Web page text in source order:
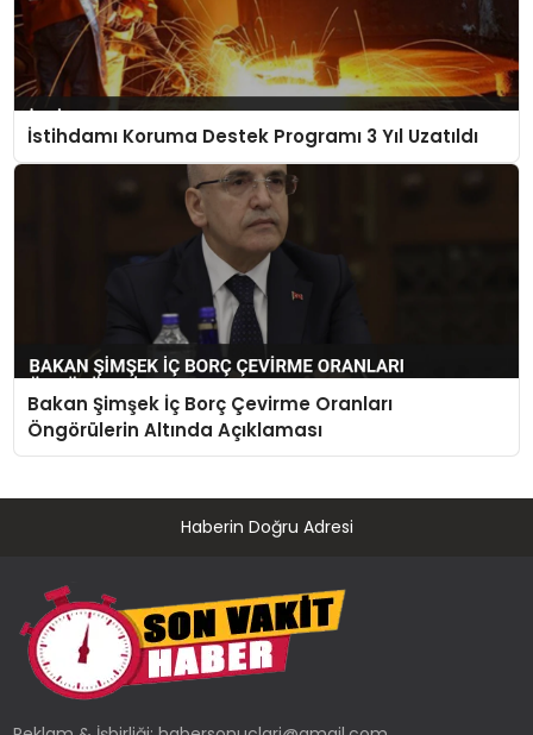
İstihdamı Koruma Destek Programı 3 Yıl Uzatıldı
Bakan Şimşek İç Borç Çevirme Oranları
Öngörülerin Altında Açıklaması
Haberin Doğru Adresi